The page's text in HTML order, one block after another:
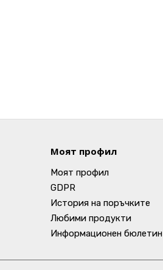
Моят профил
Моят профил
GDPR
История на поръчките
Любими продукти
Информационен бюлетин